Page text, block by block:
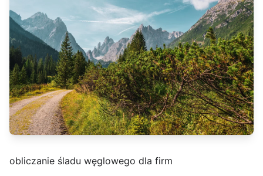
obliczanie śladu węglowego dla firm